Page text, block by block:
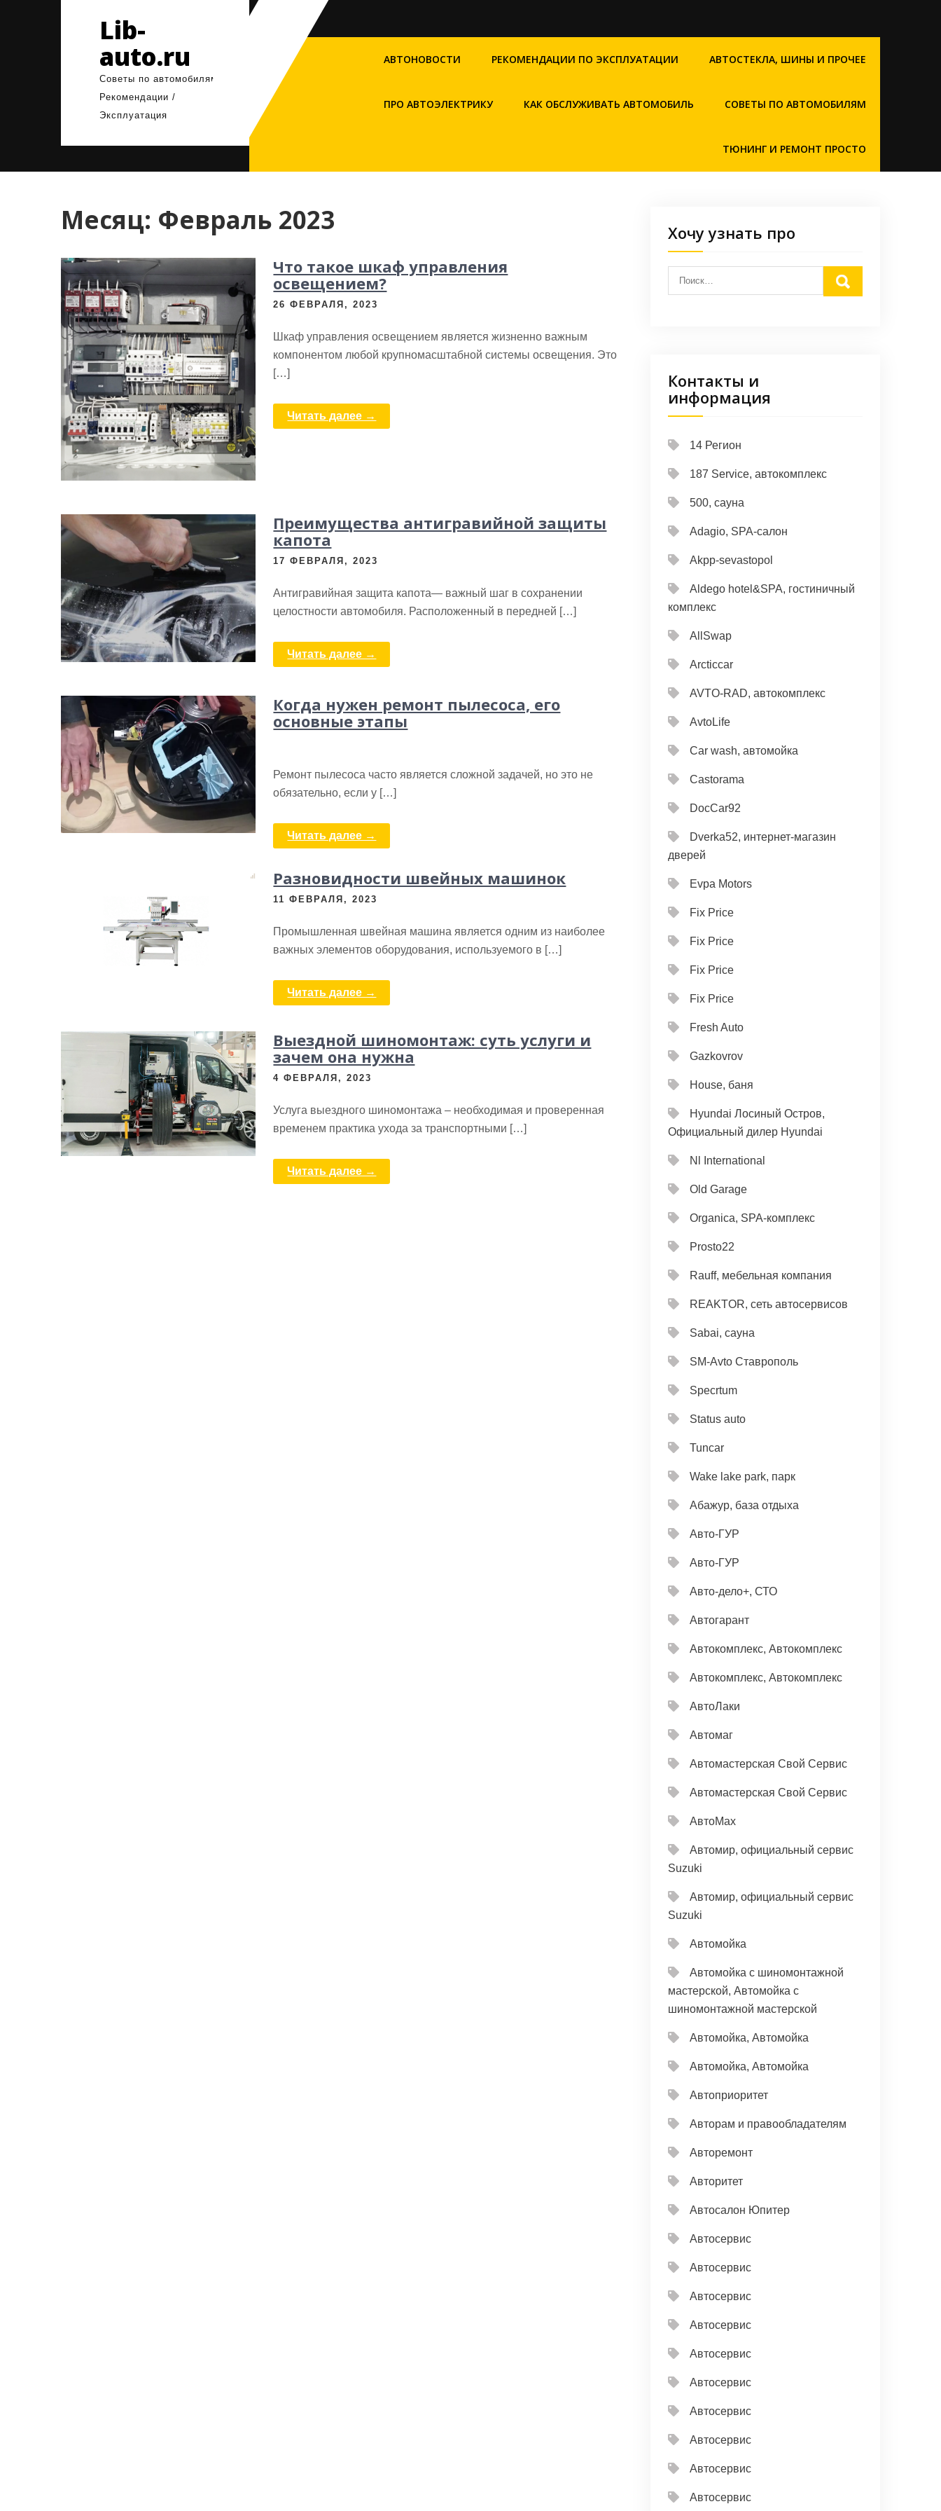
Lib-
auto.ru
Советы по автомобилям /
Рекомендации /
Эксплуатация
АВТОНОВОСТИ РЕКОМЕНДАЦИИ ПО ЭКСПЛУАТАЦИИ АВТОСТЕКЛА, ШИНЫ И ПРОЧЕЕ
ПРО АВТОЭЛЕКТРИКУ КАК ОБСЛУЖИВАТЬ АВТОМОБИЛЬ СОВЕТЫ ПО АВТОМОБИЛЯМ
ТЮНИНГ И РЕМОНТ ПРОСТО
Месяц: Февраль 2023
Что такое шкаф управления
освещением?
26 ФЕВРАЛЯ, 2023
Шкаф управления освещением является жизненно важным
компонентом любой крупномасштабной системы освещения. Это
[…]
Читать далее →
Преимущества антигравийной защиты
капота
17 ФЕВРАЛЯ, 2023
Антигравийная защита капота— важный шаг в сохранении
целостности автомобиля. Расположенный в передней […]
Читать далее →
Когда нужен ремонт пылесоса, его
основные этапы
Ремонт пылесоса часто является сложной задачей, но это не
обязательно, если у […]
Читать далее →
Разновидности швейных машинок
11 ФЕВРАЛЯ, 2023
Промышленная швейная машина является одним из наиболее
важных элементов оборудования, используемого в […]
Читать далее →
Выездной шиномонтаж: суть услуги и
зачем она нужна
4 ФЕВРАЛЯ, 2023
Услуга выездного шиномонтажа – необходимая и проверенная
временем практика ухода за транспортными […]
Читать далее →
Хочу узнать про
Контакты и
информация
14 Регион
187 Service, автокомплекс
500, сауна
Adagio, SPA-салон
Akpp-sevastopol
Aldego hotel&SPA, гостиничный
комплекс
AllSwap
Arcticcar
AVTO-RAD, автокомплекс
AvtoLife
Car wash, автомойка
Castorama
DocCar92
Dverka52, интернет-магазин
дверей
Evpa Motors
Fix Price
Fix Price
Fix Price
Fix Price
Fresh Auto
Gazkovrov
House, баня
Hyundai Лосиный Остров,
Официальный дилер Hyundai
Nl International
Old Garage
Organica, SPA-комплекс
Prosto22
Rauff, мебельная компания
REAKTOR, сеть автосервисов
Sabai, сауна
SM-Avto Ставрополь
Specrtum
Status auto
Tuncar
Wake lake park, парк
Абажур, база отдыха
Авто-ГУР
Авто-ГУР
Авто-дело+, СТО
Автогарант
Автокомплекс, Автокомплекс
Автокомплекс, Автокомплекс
АвтоЛаки
Автомаг
Автомастерская Свой Сервис
Автомастерская Свой Сервис
АвтоМах
Автомир, официальный сервис
Suzuki
Автомир, официальный сервис
Suzuki
Автомойка
Автомойка с шиномонтажной
мастерской, Автомойка с
шиномонтажной мастерской
Автомойка, Автомойка
Автомойка, Автомойка
Автоприоритет
Авторам и правообладателям
Авторемонт
Авторитет
Автосалон Юпитер
Автосервис
Автосервис
Автосервис
Автосервис
Автосервис
Автосервис
Автосервис
Автосервис
Автосервис
Автосервис